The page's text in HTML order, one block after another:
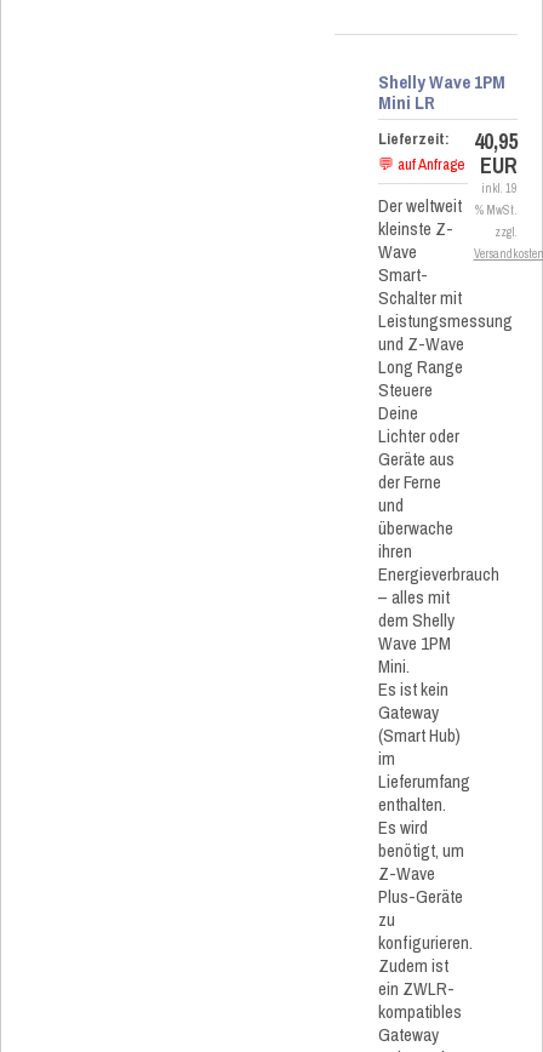
Shelly Wave 1PM
Mini LR
Lieferzeit:
💬 auf Anfrage
Der weltweit
kleinste Z-
Wave
Smart-
Schalter mit
Leistungsmessung
und Z-Wave
Long Range
Steuere
Deine
Lichter oder
Geräte aus
der Ferne
und
überwache
ihren
Energieverbrauch
– alles mit
dem Shelly
Wave 1PM
Mini.
Es ist kein
Gateway
(Smart Hub)
im
Lieferumfang
enthalten.
Es wird
benötigt, um
Z-Wave
Plus-Geräte
zu
konfigurieren.
Zudem ist
ein ZWLR-
kompatibles
Gateway
40,95
EUR
inkl. 19
% MwSt.
zzgl.
Versandkosten